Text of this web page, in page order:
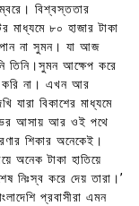
বিশ্বস্ততার
মাধ্যমে ৮০ হাজার টাকা
পান না সুমন। যা আজ
তিনি।সুমন আক্ষেপ করে
করি না। এখন আর
বিকাশের মাধ্যমে
আসায় আর ওই পথে
শিকার অনেকেই।
অনেক টাকা হাতিয়ে
নিঃস্ব করে দেয় তারা।’
প্রবাসীরা এমন